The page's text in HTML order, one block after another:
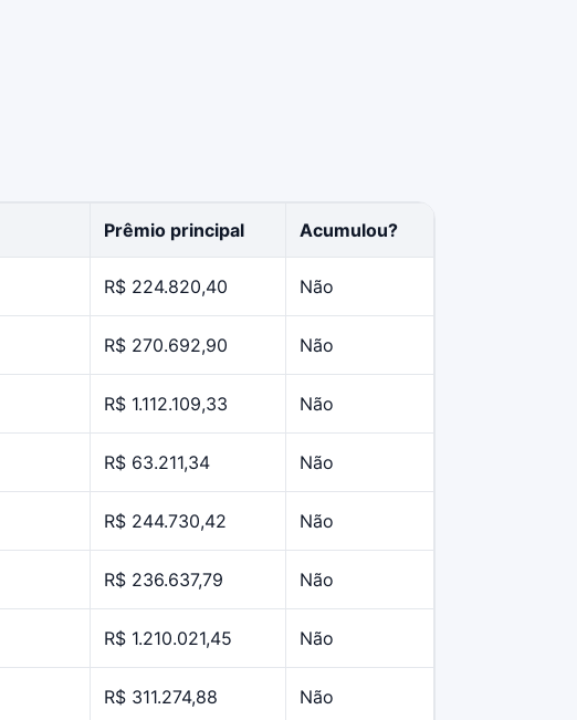
Prêmio principal Acumulou?
R$ 224.820,40 Não
R$ 270.692,90 Não
R$ 1.112.109,33 Não
R$ 63.211,34 Não
R$ 244.730,42 Não
R$ 236.637,79 Não
R$ 1.210.021,45 Não
R$ 311.274,88 Não